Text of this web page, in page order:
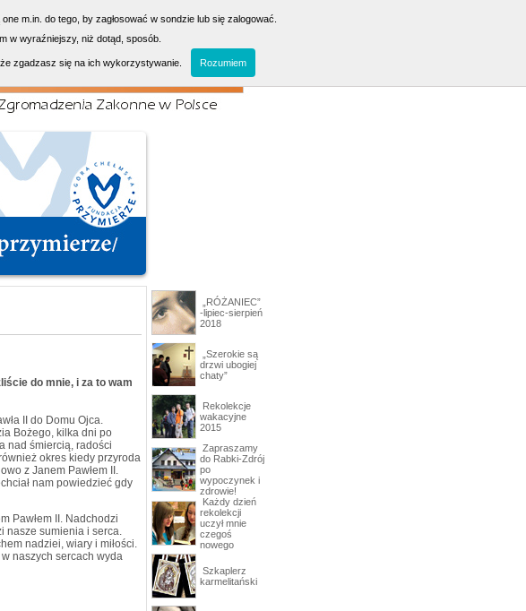
do mnie, i za to wam
II do Domu Ojca.
Bożego, kilka dni po
nad śmiercią, radości
okres kiedy przyroda
z Janem Pawłem II.
nam powiedzieć gdy
Pawłem II. Nadchodzi
nasze sumienia i serca.
nadziei, wiary i miłości.
w naszych sercach wyda
„RÓŻANIEC”
-lipiec-sierpień
2018
„Szerokie są
drzwi ubogiej
chaty”
Rekolekcje
wakacyjne
2015
Zapraszamy
do Rabki-Zdrój
po
wypoczynek i
zdrowie!
Każdy dzień
rekolekcji
uczył mnie
czegoś
nowego
Szkaplerz
karmelitański
m.in. do tego, by zagłosować w sondzie lub się zalogować.
w wyraźniejszy, niż dotąd, sposób.
zgadzasz się na ich wykorzystywanie. Rozumiem